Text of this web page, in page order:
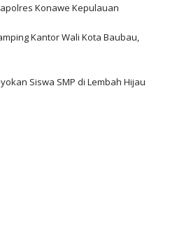
Konawe Kepulauan
Kantor Wali Kota Baubau,
Siswa SMP di Lembah Hijau